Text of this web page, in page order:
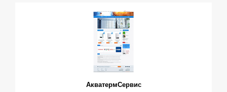
АкватермСервис